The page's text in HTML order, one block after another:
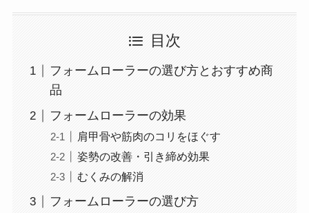
目次
フォームローラーの選び方とおすすめ商
品
フォームローラーの効果
肩甲骨や筋肉のコリをほぐす
姿勢の改善・引き締め効果
むくみの解消
フォームローラーの選び方